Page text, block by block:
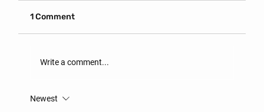
1 Comment
Write a comment...
Newest